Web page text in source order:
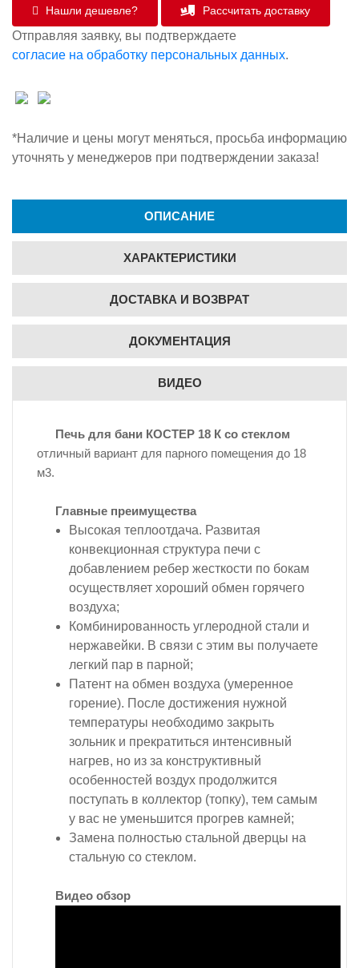
Нашли дешевле? Рассчитать доставку
Отправляя заявку, вы подтверждаете
согласие на обработку персональных данных.
*Наличие и цены могут меняться, просьба информацию
уточнять у менеджеров при подтверждении заказа!
ОПИСАНИЕ
ХАРАКТЕРИСТИКИ
ДОСТАВКА И ВОЗВРАТ
ДОКУМЕНТАЦИЯ
ВИДЕО
Печь для бани КОСТЕР 18 К со стеклом
отличный вариант для парного помещения до 18
м3.
Главные преимущества
Высокая теплоотдача. Развитая
конвекционная структура печи с
добавлением ребер жесткости по бокам
осуществляет хороший обмен горячего
воздуха;
Комбинированность углеродной стали и
нержавейки. В связи с этим вы получаете
легкий пар в парной;
Патент на обмен воздуха (умеренное
горение). После достижения нужной
температуры необходимо закрыть
зольник и прекратиться интенсивный
нагрев, но из за конструктивный
особенностей воздух продолжится
поступать в коллектор (топку), тем самым
у вас не уменьшится прогрев камней;
Замена полностью стальной дверцы на
стальную со стеклом.
Видео обзор